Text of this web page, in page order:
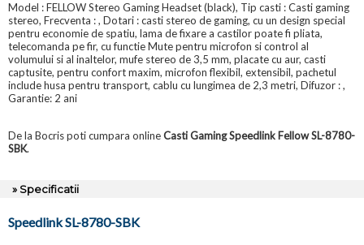
Model : FELLOW Stereo Gaming Headset (black), Tip casti : Casti gaming
stereo, Frecventa : , Dotari : casti stereo de gaming, cu un design special
pentru economie de spatiu, lama de fixare a castilor poate fi pliata,
telecomanda pe fir, cu functie Mute pentru microfon si control al
volumului si al inaltelor, mufe stereo de 3,5 mm, placate cu aur, casti
captusite, pentru confort maxim, microfon flexibil, extensibil, pachetul
include husa pentru transport, cablu cu lungimea de 2,3 metri, Difuzor : ,
Garantie: 2 ani
De la Bocris poti cumpara onlineCasti Gaming Speedlink Fellow SL-8780-
SBK.
» Specificatii
Speedlink SL-8780-SBK